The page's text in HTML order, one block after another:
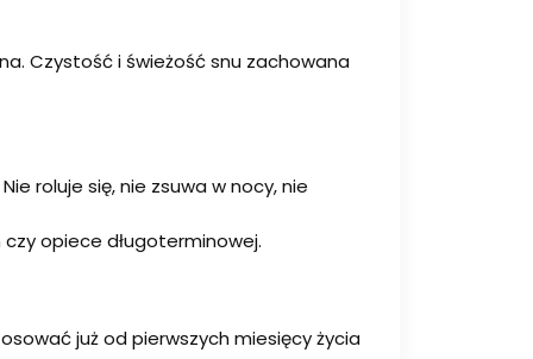
Czystość i świeżość snu zachowana
roluje się, nie zsuwa w nocy, nie
opiece długoterminowej.
już od pierwszych miesięcy życia